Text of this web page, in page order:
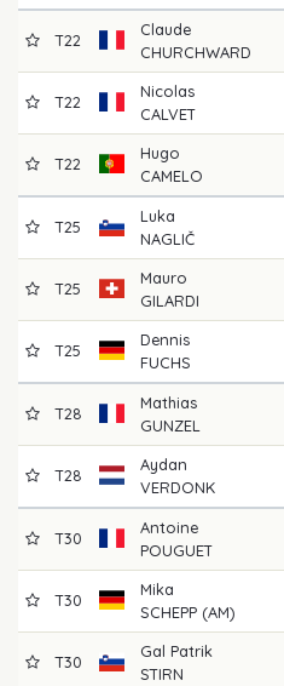
T22
Claude
CHURCHWARD
T22
Nicolas
CALVET
T22
Hugo
CAMELO
T25
Luka
NAGLIČ
T25
Mauro
GILARDI
T25
Dennis
FUCHS
T28
Mathias
GUNZEL
T28
Aydan
VERDONK
T30
Antoine
POUGUET
T30
Mika
SCHEPP (AM)
T30
Gal Patrik
STIRN